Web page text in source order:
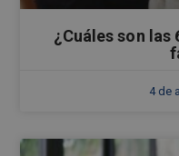
¿Cuáles son las
4 de